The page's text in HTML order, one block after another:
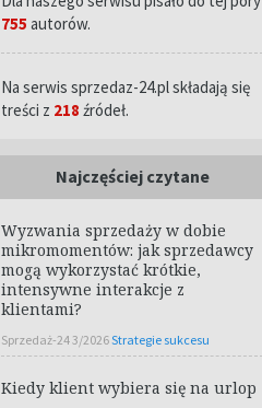
755 autorów.
Na serwis sprzedaz-24.pl składają się
treści z 218 źródeł.
Najczęściej czytane
Wyzwania sprzedaży w dobie
mikromomentów: jak sprzedawcy
mogą wykorzystać krótkie,
intensywne interakcje z
klientami?
Sprzedaż-24 3/2026Strategie sukcesu
Kiedy klient wybiera się na urlop